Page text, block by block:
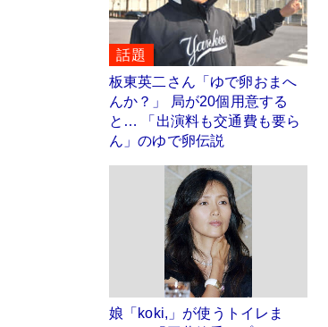
話題
板東英二さん「ゆで卵おまへ
んか？」 局が20個用意する
と… 「出演料も交通費も要ら
ん」のゆで卵伝説
娘「koki,」が使うトイレま